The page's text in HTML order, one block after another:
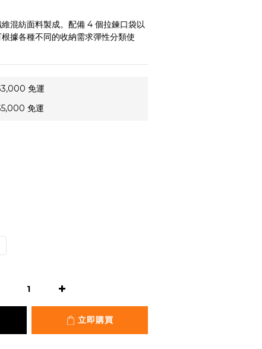
混紡面料製成。配備 4 個拉鍊口袋以
據各種不同的收納需求彈性分類使
免運
免運
立即購買